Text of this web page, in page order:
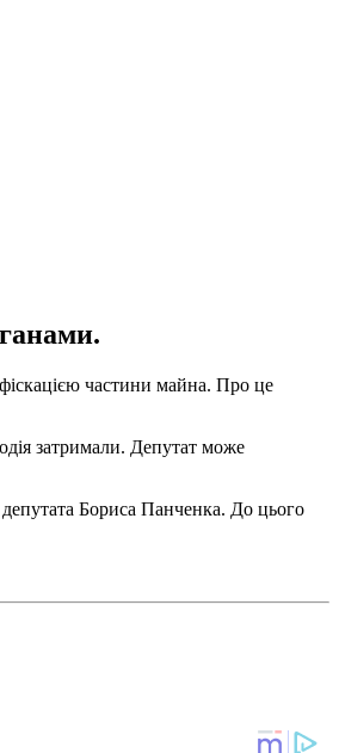
частини майна. Про це
затримали. Депутат може
Бориса Панченка. До цього